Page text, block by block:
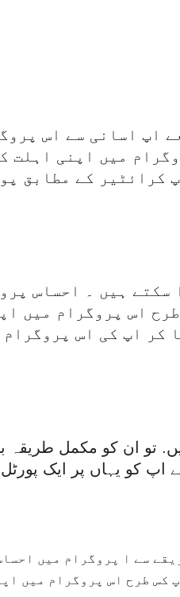
اپ اسانی سے اس
میں اپنی اہلت
کرائٹیر کے مطابق
ہیں ۔ احساس
اس پروگرام میں
کر اپ کی اس
تو ان کو مکمل طریقہ
کو یہاں پر ایک پورٹل
سے ا پروگرام میں
کس طرح اس پروگرام میں